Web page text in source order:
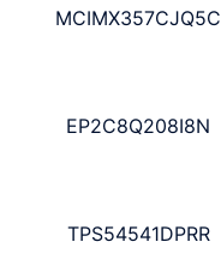
MCIMX357CJQ5C
EP2C8Q208I8N
TPS54541DPRR